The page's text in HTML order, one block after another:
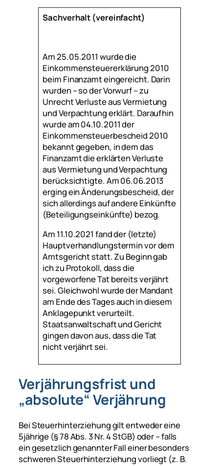
Sachverhalt (vereinfacht)
Am 25.05.2011 wurde die
Einkommensteuererklärung 2010
beim Finanzamt eingereicht. Darin
wurden – so der Vorwurf – zu
Unrecht Verluste aus Vermietung
und Verpachtung erklärt. Daraufhin
wurde am 04.10.2011 der
Einkommensteuerbescheid 2010
bekannt gegeben, in dem das
Finanzamt die erklärten Verluste
aus Vermietung und Verpachtung
berücksichtigte. Am 06.06.2013
erging ein Änderungsbescheid, der
sich allerdings auf andere Einkünfte
(Beteiligungseinkünfte) bezog.
Am 11.10.2021 fand der (letzte)
Hauptverhandlungstermin vor dem
Amtsgericht statt. Zu Beginn gab
ich zu Protokoll, dass die
vorgeworfene Tat bereits verjährt
sei. Gleichwohl wurde der Mandant
am Ende des Tages auch in diesem
Anklagepunkt verurteilt.
Staatsanwaltschaft und Gericht
gingen davon aus, dass die Tat
nicht verjährt sei.
Verjährungsfrist und
„absolute“ Verjährung
Bei Steuerhinterziehung gilt entweder eine
5jährige (§ 78 Abs. 3 Nr. 4 StGB) oder – falls
ein gesetzlich genannter Fall einer besonders
schweren Steuerhinterziehung vorliegt (z. B.